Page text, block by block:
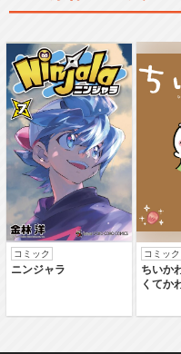
コミック
ニンジャラ
コミック
ちいか
くてか